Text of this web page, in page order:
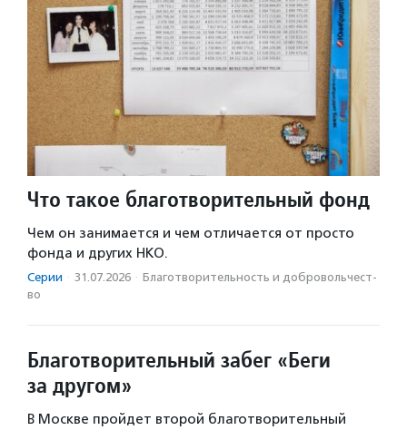
Что такое благотворительный фонд
Чем он занимается и чем отличается от просто
фонда и других НКО.
Серии · 31.07.2026 · Благотвори­тель­ность и доброволь­чест­
во
Благотворительный забег «Беги
за другом»
В Москве пройдет второй благотворительный